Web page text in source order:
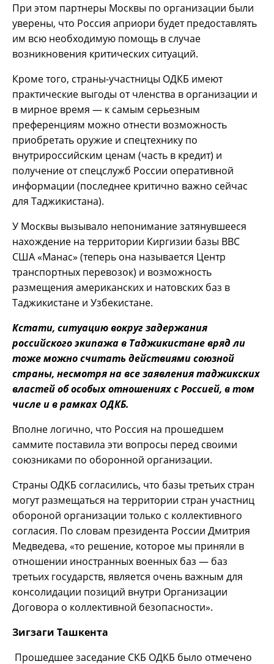
При этом партнеры Москвы по организации были
уверены, что Россия априори будет предоставлять
им всю необходимую помощь в случае
возникновения критических ситуаций.
Кроме того, страны-участницы ОДКБ имеют
практические выгоды от членства в организации и
в мирное время — к самым серьезным
преференциям можно отнести возможность
приобретать оружие и спецтехнику по
внутрироссийским ценам (часть в кредит) и
получение от спецслужб России оперативной
информации (последнее критично важно сейчас
для Таджикистана).
У Москвы вызывало непонимание затянувшееся
нахождение на территории Киргизии базы ВВС
США «Манас» (теперь она называется Центр
транспортных перевозок) и возможность
размещения американских и натовских баз в
Таджикистане и Узбекистане.
Кстати, ситуацию вокруг задержания
российского экипажа в Таджикистане вряд ли
тоже можно считать действиями союзной
страны, несмотря на все заявления таджикских
властей об особых отношениях с Россией, в том
числе и в рамках ОДКБ.
Вполне логично, что Россия на прошедшем
саммите поставила эти вопросы перед своими
союзниками по оборонной организации.
Страны ОДКБ согласились, что базы третьих стран
могут размещаться на территории стран участниц
обороной организации только с коллективного
согласия. По словам президента России Дмитрия
Медведева, «то решение, которое мы приняли в
отношении иностранных военных баз — баз
третьих государств, является очень важным для
консолидации позиций внутри Организации
Договора о коллективной безопасности».
Зигзаги Ташкента
Прошедшее заседание СКБ ОДКБ было отмечено